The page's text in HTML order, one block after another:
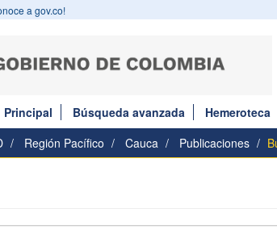
a gov.co!
Principal Búsqueda avanzada Hemeroteca
Región Pacífico Cauca Publicaciones